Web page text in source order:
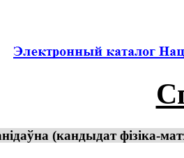
(кандыдат фізіка-